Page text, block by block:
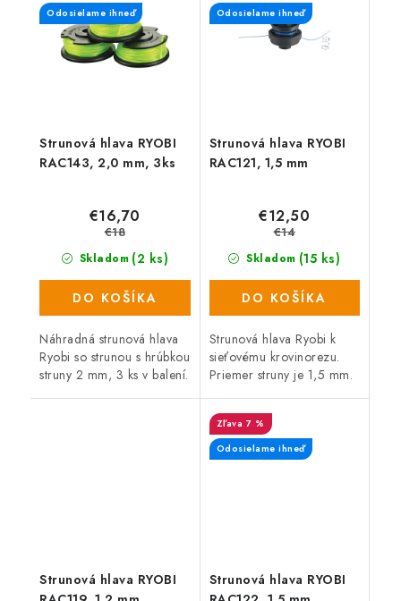
Strunová hlava RYOBI
RAC143, 2,0 mm, 3ks
Odosielame ihneď
Skladom (2 ks)
€16,70
€18
DO KOŠÍKA
Náhradná strunová hlava
Ryobi so strunou s hrúbkou
struny 2 mm, 3 ks v balení.
Strunová hlava RYOBI
RAC121, 1,5 mm
Odosielame ihneď
Skladom (15 ks)
€12,50
€14
DO KOŠÍKA
Strunová hlava Ryobi k
sieťovému krovinorezu.
Priemer struny je 1,5 mm.
Strunová hlava RYOBI
Strunová hlava RYOBI
7 %
Odosielame ihneď